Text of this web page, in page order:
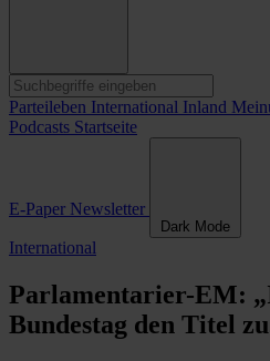
Parteileben International Inland
Podcasts Startseite
E-Paper Newsletter
Dark Mode
International
Parlamentarier-EM:
Bundestag den Titel